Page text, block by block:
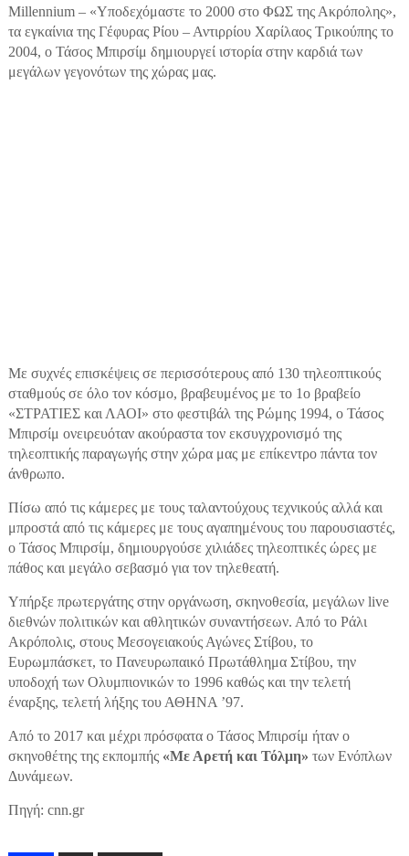
Millennium – «Υποδεχόμαστε το 2000 στο ΦΩΣ της Ακρόπολης»,
τα εγκαίνια της Γέφυρας Ρίου – Αντιρρίου Χαρίλαος Τρικούπης το
2004, ο Τάσος Μπιρσίμ δημιουργεί ιστορία στην καρδιά των
μεγάλων γεγονότων της χώρας μας.
Με συχνές επισκέψεις σε περισσότερους από 130 τηλεοπτικούς
σταθμούς σε όλο τον κόσμο, βραβευμένος με το 1ο βραβείο
«ΣΤΡΑΤΙΕΣ και ΛΑΟΙ» στο φεστιβάλ της Ρώμης 1994, ο Τάσος
Μπιρσίμ ονειρευόταν ακούραστα τον εκσυγχρονισμό της
τηλεοπτικής παραγωγής στην χώρα μας με επίκεντρο πάντα τον
άνθρωπο.
Πίσω από τις κάμερες με τους ταλαντούχους τεχνικούς αλλά και
μπροστά από τις κάμερες με τους αγαπημένους του παρουσιαστές,
ο Τάσος Μπιρσίμ, δημιουργούσε χιλιάδες τηλεοπτικές ώρες με
πάθος και μεγάλο σεβασμό για τον τηλεθεατή.
Υπήρξε πρωτεργάτης στην οργάνωση, σκηνοθεσία, μεγάλων live
διεθνών πολιτικών και αθλητικών συναντήσεων. Από το Ράλι
Ακρόπολις, στους Μεσογειακούς Αγώνες Στίβου, το
Ευρωμπάσκετ, το Πανευρωπαικό Πρωτάθλημα Στίβου, την
υποδοχή των Ολυμπιονικών το 1996 καθώς και την τελετή
έναρξης, τελετή λήξης του ΑΘΗΝΑ ’97.
Από το 2017 και μέχρι πρόσφατα ο Τάσος Μπιρσίμ ήταν ο
σκηνοθέτης της εκπομπής «Με Αρετή και Τόλμη» των Ενόπλων
Δυνάμεων.
Πηγή: cnn.gr